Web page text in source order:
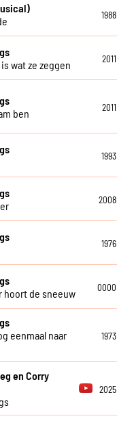
1988
wat ze zeggen
2011
ben
2011
1993
2008
1976
hoort de sneeuw
0000
eenmaal naar
1973
en Corry
2025